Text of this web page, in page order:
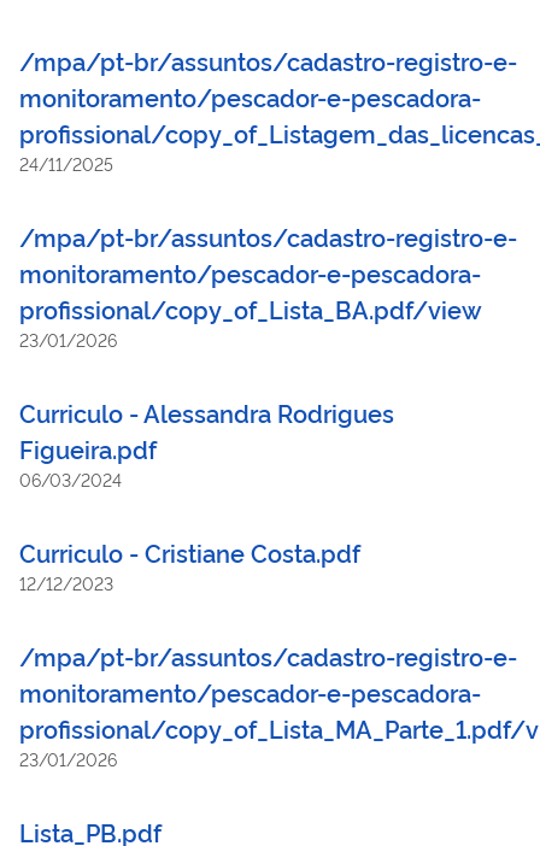
/mpa/pt-br/assuntos/cadastro-registro-e-
monitoramento/pescador-e-pescadora-
profissional/
24/11/2025
/mpa/pt-br/assuntos/cadastro-registro-e-
monitoramento/pescador-e-pescadora-
profissional/copy_of_Lista_BA.pdf/view
23/01/2026
Curriculo - Alessandra Rodrigues
Figueira.pdf
06/03/2024
Curriculo - Cristiane Costa.pdf
12/12/2023
/mpa/pt-br/assuntos/cadastro-registro-e-
monitoramento/pescador-e-pescadora-
profissional/copy_of_Lista_MA_Parte_1.pdf/
23/01/2026
Lista_PB.pdf